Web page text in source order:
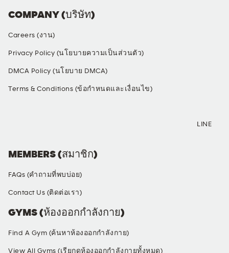
COMPANY (บริษัท)
Careers (งาน)
Privacy Policy (นโยบายความเป็นส่วนตัว)
DMCA Policy (นโยบาย DMCA)
Terms & Conditions (ข้อกำหนดและเงื่อนไข)
GYMS (ห้องออกกำลังกาย)
Find A Gym (ค้นหาห้องออกกำลังกาย)
View All Gyms (เรียกดูห้องออกกำลังกายทั้งหมด)
MEMBERS (สมาชิก)
FAQs (คำถามที่พบบ่อย)
Contact Us (ติดต่อเรา)
LINE